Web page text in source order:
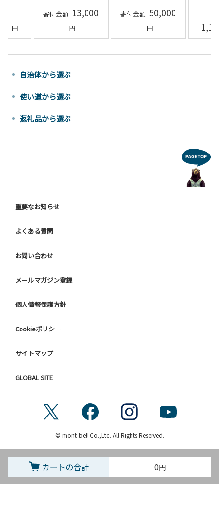
50,000
1,100,000
自治体から選ぶ
使い道から選ぶ
返礼品から選ぶ
重要なお知らせ
よくある質問
お問い合わせ
メールマガジン登録
個人情報保護方針
Cookieポリシー
サイトマップ
GLOBAL SITE
© mont-bell Co.,Ltd. All Rights Reserved.
カートの合計 0円